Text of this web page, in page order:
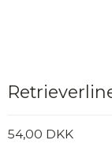
54,00 DKK